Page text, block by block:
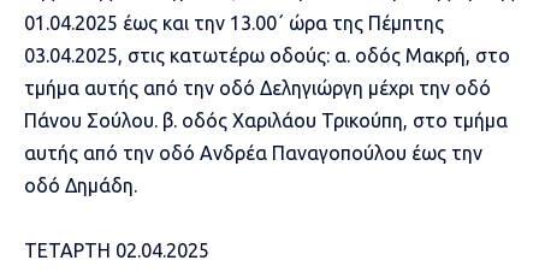
01.04.2025 έως και την 13.00΄ ώρα της Πέμπτης
03.04.2025, στις κατωτέρω οδούς: α. οδός Μακρή, στο
τμήμα αυτής από την οδό Δεληγιώργη μέχρι την οδό
Πάνου Σούλου. β. οδός Χαριλάου Τρικούπη, στο τμήμα
αυτής από την οδό Ανδρέα Παναγοπούλου έως την
οδό Δημάδη.
ΤΕΤΑΡΤΗ 02.04.2025